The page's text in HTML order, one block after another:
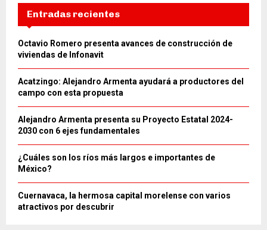
Entradas recientes
Octavio Romero presenta avances de construcción de
viviendas de Infonavit
Acatzingo: Alejandro Armenta ayudará a productores del
campo con esta propuesta
Alejandro Armenta presenta su Proyecto Estatal 2024-
2030 con 6 ejes fundamentales
¿Cuáles son los ríos más largos e importantes de
México?
Cuernavaca, la hermosa capital morelense con varios
atractivos por descubrir